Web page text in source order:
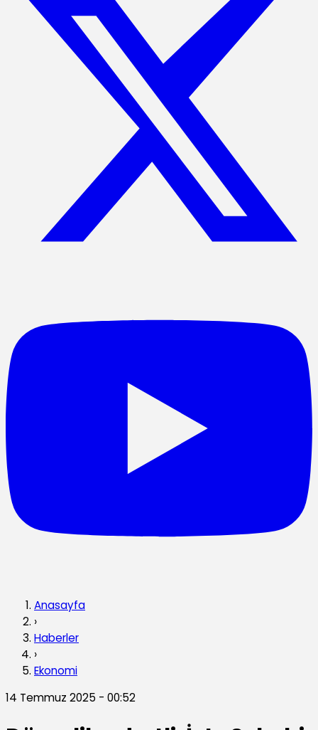
Anasayfa
›
Haberler
›
Ekonomi
14 Temmuz 2025 - 00:52